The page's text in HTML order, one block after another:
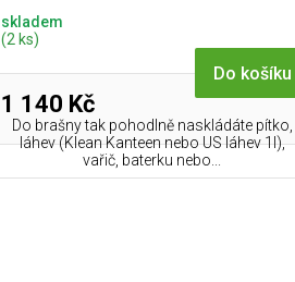
skladem
(2 ks)
1 140 Kč
Do košíku
Do brašny tak pohodlně naskládáte pítko,
láhev (Klean Kanteen nebo US láhev 1l),
vařič, baterku nebo...